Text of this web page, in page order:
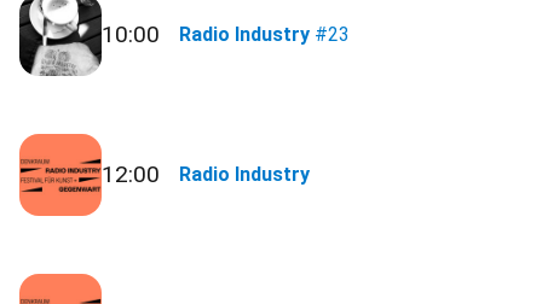
10:00 Radio Industry #23
12:00 Radio Industry